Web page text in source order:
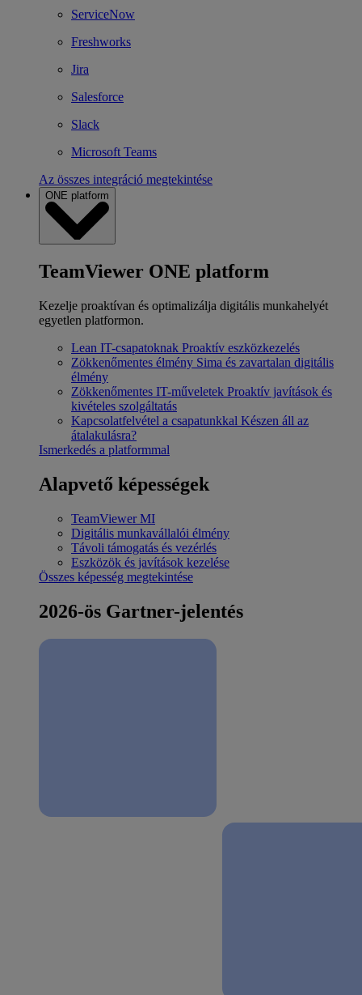
ServiceNow
Freshworks
Jira
Salesforce
Slack
Microsoft Teams
Az összes integráció megtekintése
ONE platform
TeamViewer ONE platform
Kezelje proaktívan és optimalizálja digitális munkahelyét
egyetlen platformon.
Lean IT-csapatoknak Proaktív eszközkezelés
Zökkenőmentes élmény Sima és zavartalan digitális
élmény
Zökkenőmentes IT-műveletek Proaktív javítások és
kivételes szolgáltatás
Kapcsolatfelvétel a csapatunkkal Készen áll az
átalakulásra?
Ismerkedés a platformmal
Alapvető képességek
TeamViewer MI
Digitális munkavállalói élmény
Távoli támogatás és vezérlés
Eszközök és javítások kezelése
Összes képesség megtekintése
2026-ös Gartner-jelentés